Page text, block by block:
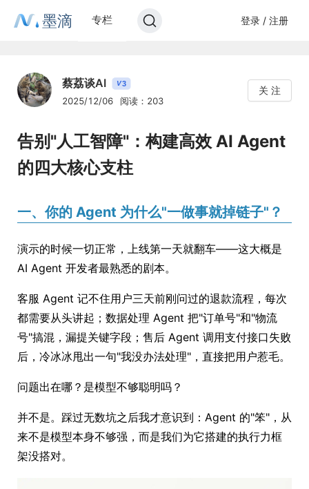
墨滴 专栏 登录 / 注册
蔡荔谈AI V3
2025/12/06 阅读：203
关 注
告别"人工智障"：构建高效 AI Agent
的四大核心支柱
一、你的 Agent 为什么"一做事就掉链子"？
演示的时候一切正常，上线第一天就翻车——这大概是
AI Agent 开发者最熟悉的剧本。
客服 Agent 记不住用户三天前刚问过的退款流程，每次
都需要从头讲起；数据处理 Agent 把"订单号"和"物流
号"搞混，漏提关键字段；售后 Agent 调用支付接口失败
后，冷冰冰甩出一句"我没办法处理"，直接把用户惹毛。
问题出在哪？是模型不够聪明吗？
并不是。踩过无数坑之后我才意识到：Agent 的"笨"，从
来不是模型本身不够强，而是我们为它搭建的执行力框
架没搭对。